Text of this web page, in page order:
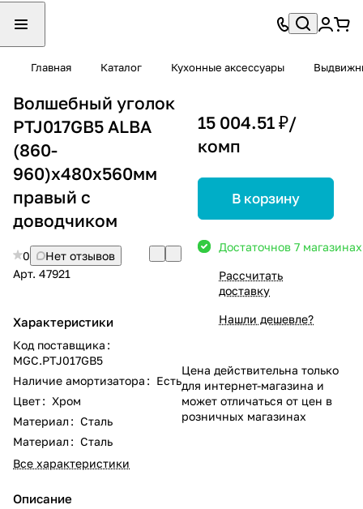
Главная Каталог Кухонные аксессуары
Волшебный уголок
PTJ017GВ5 ALBA
(860-
960)х480х560мм
правый с
доводчиком
0
Нет отзывов
Арт. 47921
Характеристики
Код поставщика :
MGC.PTJ017GВ5
Наличие амортизатора : Есть
Цвет: Хром
Материал : Сталь
Материал : Сталь
Все характеристики
Описание
15 004.51 ₽/
комп
В корзину
Достаточнов 7 магазинах
Рассчитать
доставку
Нашли дешевле?
Цена действительна только
для интернет-магазина и
может отличаться от цен в
розничных магазинах